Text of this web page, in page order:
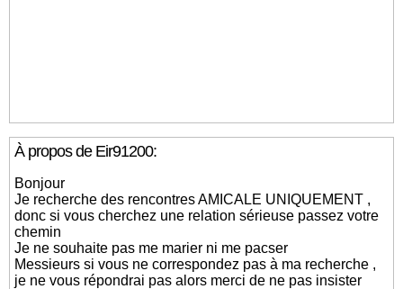
À propos de Eir91200:
Bonjour
Je recherche des rencontres AMICALE UNIQUEMENT ,
donc si vous cherchez une relation sérieuse passez votre
chemin
Je ne souhaite pas me marier ni me pacser
Messieurs si vous ne correspondez pas à ma recherche ,
je ne vous répondrai pas alors merci de ne pas insister